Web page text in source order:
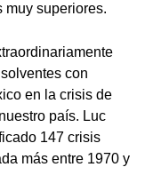
muy superiores.
con
en la crisis de
país. Luc
147 crisis
más entre 1970 y